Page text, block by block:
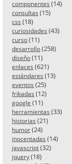
componentes (14)
consultas (15)
css (18)
curiosidades (43)
curso (11)
desarrollo (258)
diseño (11)
enlaces (621)
estándares (13)
eventos (25)
frikadas (12)
google (11)
herramientas (33)
historias (21)
humor (24)
inocentadas (14)
javascript (32)
jquery (18)